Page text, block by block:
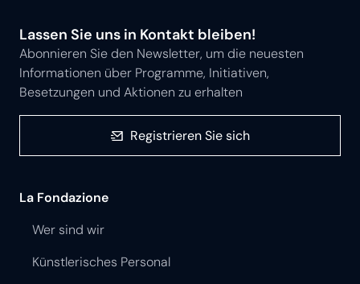
Lassen Sie uns in Kontakt bleiben!
Abonnieren Sie den Newsletter, um die neuesten
Informationen über Programme, Initiativen,
Besetzungen und Aktionen zu erhalten
Registrieren Sie sich
La Fondazione
Wer sind wir
Künstlerisches Personal